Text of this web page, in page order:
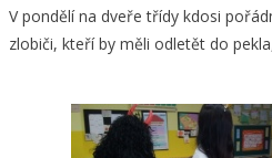
V pondělí na dveře třídy kdosi
zlobiči, kteří by měli odletět do